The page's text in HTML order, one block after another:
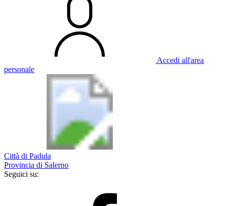
Accedi all'area
personale
Città di Padula
Provincia di Salerno
Seguici su: